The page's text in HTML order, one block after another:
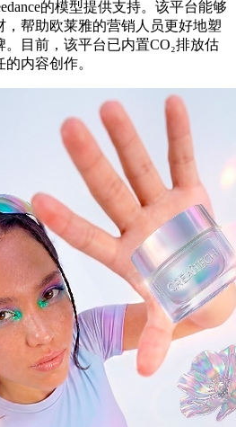
的模型提供支持。该平台能够
，帮助欧莱雅的营销人员更好地塑
目前，该平台已内置CO₂排放估
内容创作。